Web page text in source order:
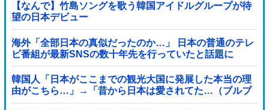
【なんで】竹島ソングを歌う韓国アイドルグループが待
望の日本デビュー
海外「全部日本の真似だったのか…」 日本の普通のテレ
ビ番組が最新SNSの数十年先を行っていたと話題に
韓国人「日本がここまでの観光大国に発展した本当の理
由がこちら…」→「昔から日本は愛されてた…（ブルブ
ル」＝韓国の反応